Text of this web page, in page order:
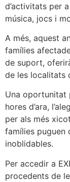
d’activitats per
música, jocs i
A més, aquest
famílies
de suport,
de les localitats
Una oportunitat
hores d’ara,
per als més
famílies puguen
inoblidables.
Per accedir a
procedents de